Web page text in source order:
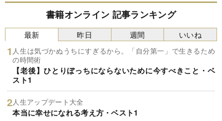
書籍オンライン 記事ランキング
最新
人生は気づかぬうちにすぎるから。「自分第一」で生きるため
の時間術
【老後】ひとりぼっちにならないために今すべきこと・ベ
スト1
人生アップデート大全
本当に幸せになれる考え方・ベスト1
昨日 週間 いいね